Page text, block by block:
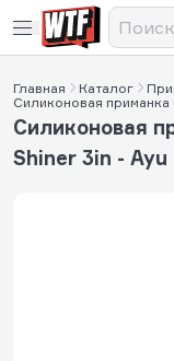
Главная Каталог
Силиконовая приманка
Силиконовая
Shiner 3in - Ayu